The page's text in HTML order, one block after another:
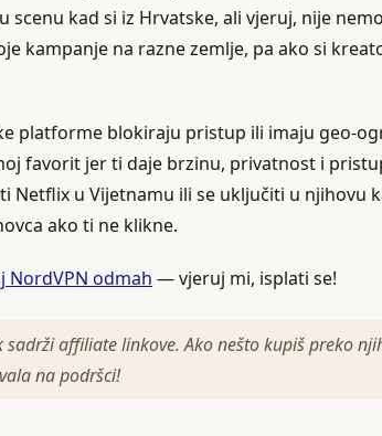
scenu kad si iz Hrvatske, ali vjeruj, nije
kampanje na razne zemlje, pa ako si
platforme blokiraju pristup ili imaju geo-
favorit jer ti daje brzinu, privatnost i
Netflix u Vijetnamu ili se uključiti u njihovu
ako ti ne klikne.
NordVPN odmah — vjeruj mi, isplati se!
sadrži affiliate linkove. Ako nešto kupiš preko
na podršci!